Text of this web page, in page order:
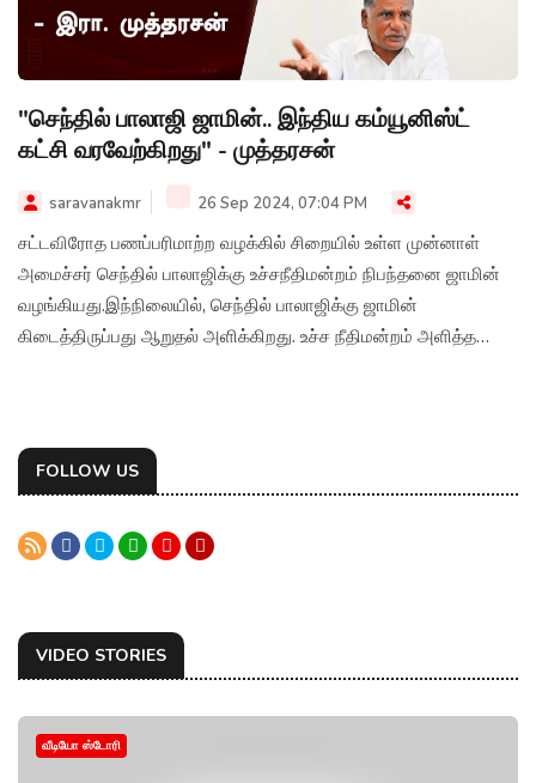
"செந்தில் பாலாஜி ஜாமின்.. இந்திய கம்யூனிஸ்ட்
கட்சி வரவேற்கிறது" - முத்தரசன்
saravanakmr 26 Sep 2024, 07:04 PM
சட்டவிரோத பணப்பரிமாற்ற வழக்கில் சிறையில் உள்ள முன்னாள்
அமைச்சர் செந்தில் பாலாஜிக்கு உச்சநீதிமன்றம் நிபந்தனை ஜாமின்
வழங்கியது.இந்நிலையில், செந்தில் பாலாஜிக்கு ஜாமின்
கிடைத்திருப்பது ஆறுதல் அளிக்கிறது. உச்ச நீதிமன்றம் அளித்த
FOLLOW US
VIDEO STORIES
வீடியோ ஸ்டோரி